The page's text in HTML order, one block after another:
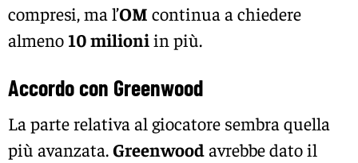
compresi, ma l’OM continua a chiedere
almeno 10 milioniin più.
Accordo con Greenwood
La parte relativa al giocatore sembra quella
più avanzata.Greenwoodavrebbe dato il